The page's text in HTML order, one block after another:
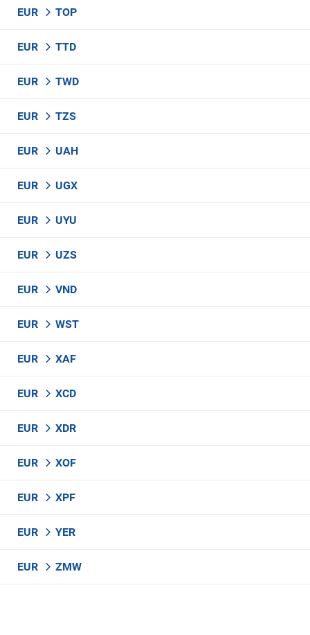
EUR TOP
EUR TTD
EUR TWD
EUR TZS
EUR UAH
EUR UGX
EUR UYU
EUR UZS
EUR VND
EUR WST
EUR XAF
EUR XCD
EUR XDR
EUR XOF
EUR XPF
EUR YER
EUR ZMW